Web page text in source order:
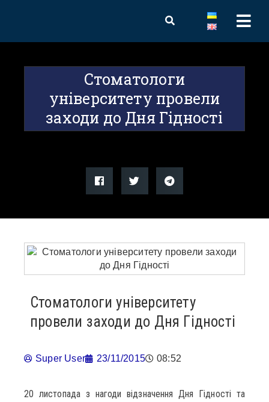
Стоматологи
університету провели
заходи до Дня Гідності
Стоматологи університету
провели заходи до Дня Гідності
Super User 23/11/2015 08:52
20 листопада з нагоди відзначення Дня Гідності та